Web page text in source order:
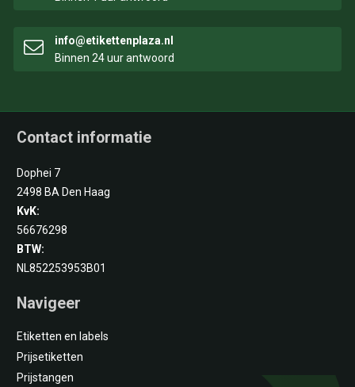
info@etikettenplaza.nl
Binnen 24 uur antwoord
Contact informatie
Dophei 7
2498 BA Den Haag
KvK:
56676298
BTW:
NL852253953B01
Navigeer
Etiketten en labels
Prijsetiketten
Prijstangen